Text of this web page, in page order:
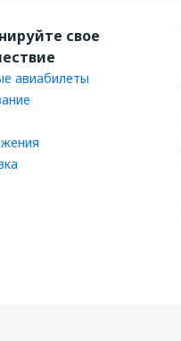
свое
авиабилеты